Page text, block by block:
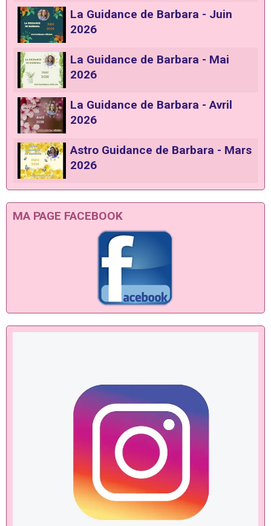
La Guidance de Barbara - Juin
2026
La Guidance de Barbara - Mai
2026
La Guidance de Barbara - Avril
2026
Astro Guidance de Barbara - Mars
2026
MA PAGE FACEBOOK